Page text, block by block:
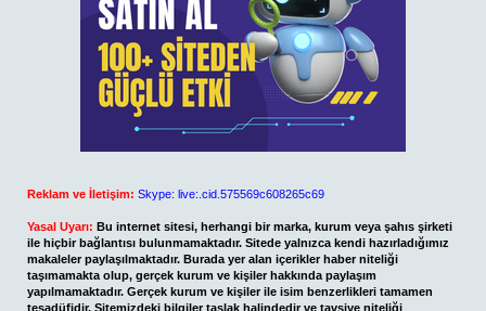
Reklam ve İletişim: Skype: live:.cid.575569c608265c69
Yasal Uyarı: Bu internet sitesi, herhangi bir marka, kurum veya şahıs şirketi
ile hiçbir bağlantısı bulunmamaktadır. Sitede yalnızca kendi hazırladığımız
makaleler paylaşılmaktadır. Burada yer alan içerikler haber niteliği
taşımamakta olup, gerçek kurum ve kişiler hakkında paylaşım
yapılmamaktadır. Gerçek kurum ve kişiler ile isim benzerlikleri tamamen
tesadüfidir. Sitemizdeki bilgiler taslak halindedir ve tavsiye niteliği